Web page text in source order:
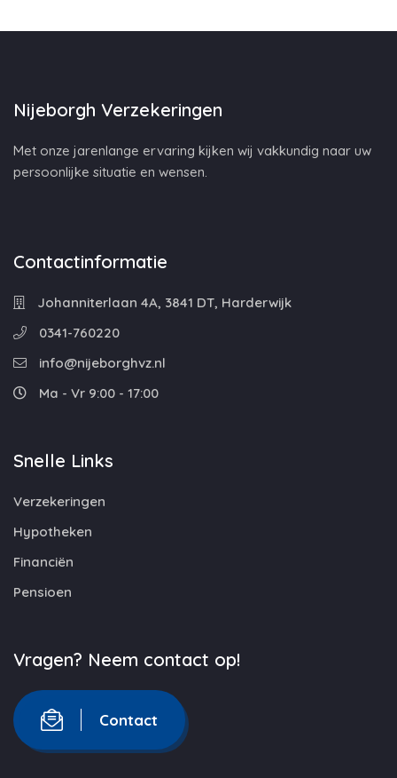
Nijeborgh Verzekeringen
Met onze jarenlange ervaring kijken wij vakkundig naar uw
persoonlijke situatie en wensen.
Contactinformatie
Johanniterlaan 4A, 3841 DT, Harderwijk
0341-760220
info@nijeborghvz.nl
Ma - Vr 9:00 - 17:00
Snelle Links
Verzekeringen
Hypotheken
Financiën
Pensioen
Vragen? Neem contact op!
Contact